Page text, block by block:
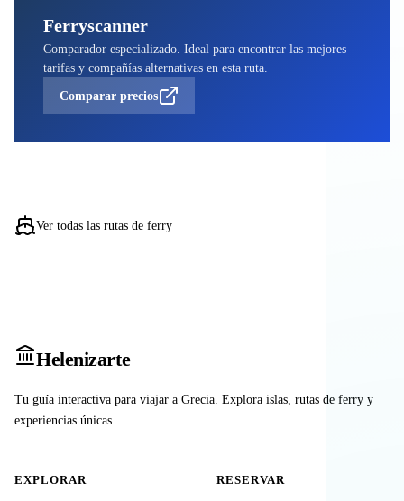
Ferryscanner
Comparador especializado. Ideal para encontrar las mejores
tarifas y compañías alternativas en esta ruta.
Comparar precios
Ver todas las rutas de ferry
Helenizarte
Tu guía interactiva para viajar a Grecia. Explora islas, rutas de ferry y
experiencias únicas.
EXPLORAR RESERVAR